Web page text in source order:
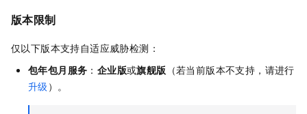
版本限制
仅以下版本支持自适应威胁检测：
包年包月服务 ： 企业版或旗舰版 （若当前版本不支持，请进行
升级 ）。